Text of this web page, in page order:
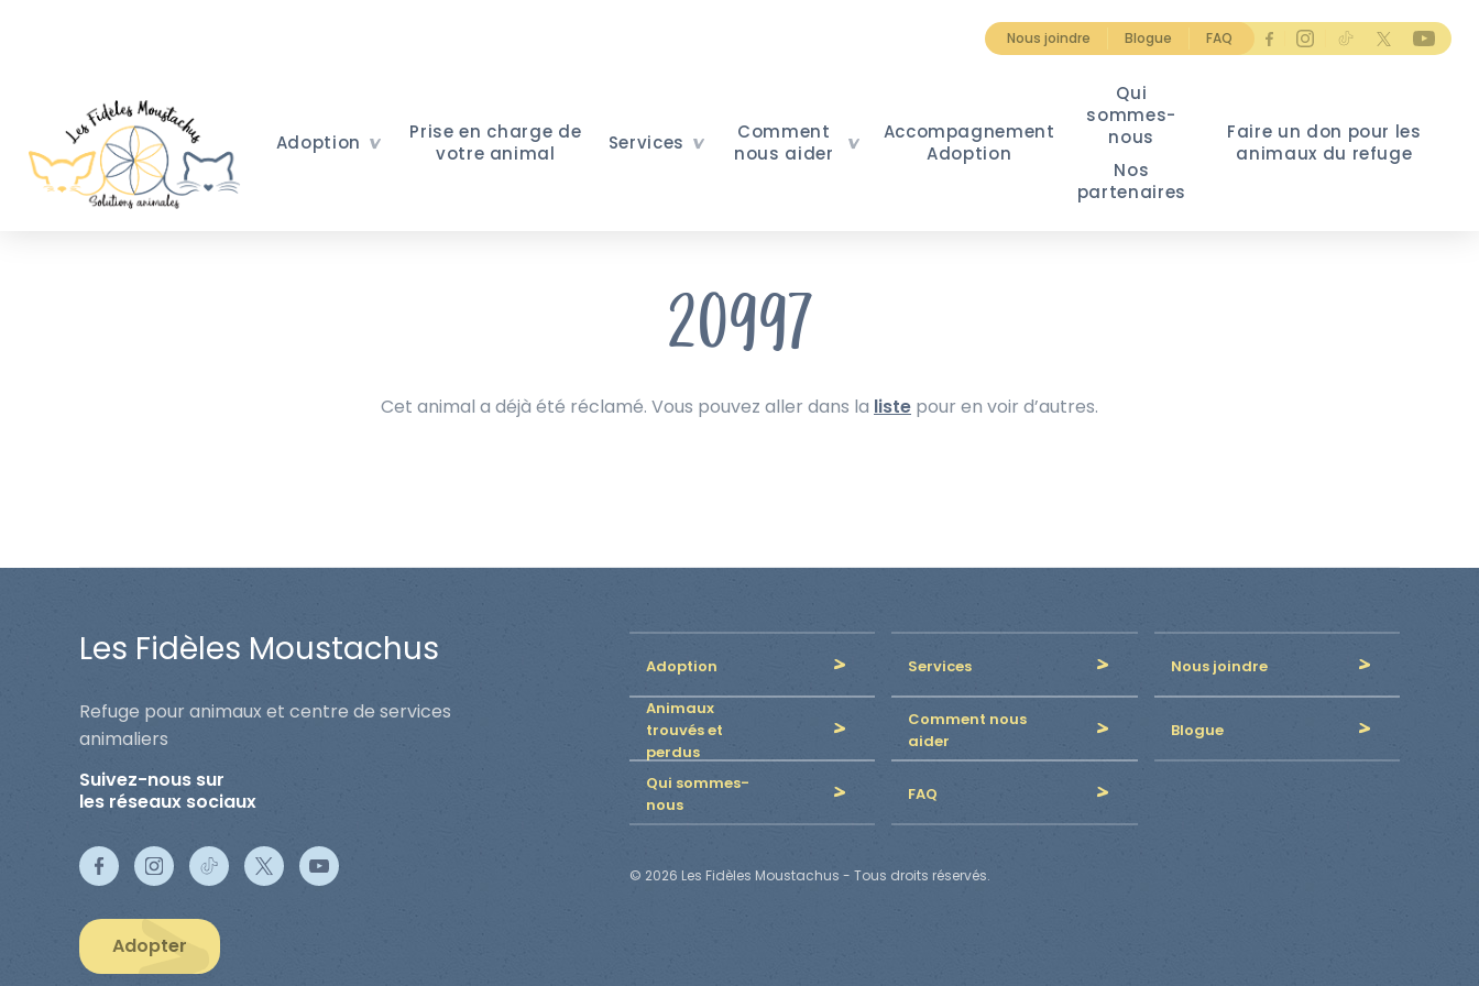
Nous joindre Blogue FAQ
Adoption
Prise en charge de
votre animal
Services
Comment
nous aider
Accompagnement
Adoption
Qui
sommes-
nous
Nos
partenaires
Faire un don pour les
animaux du refuge
20997
Cet animal a déjà été réclamé. Vous pouvez aller dans la liste pour en voir d’autres.
Les Fidèles Moustachus
Refuge pour animaux et centre de services
animaliers
Suivez-nous sur
les réseaux sociaux
Adopter
Adoption Services
Nous joindre
Animaux
trouvés et
perdus
Comment nous
aider
Blogue
Qui sommes-
nous
FAQ
© 2026 Les Fidèles Moustachus - Tous droits réservés.